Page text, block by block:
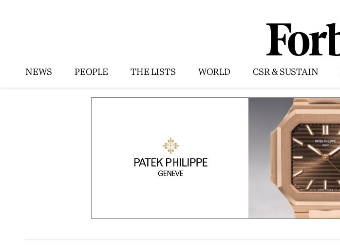
NEWS PEOPLE THE LISTS WORLD CSR & SUSTAIN